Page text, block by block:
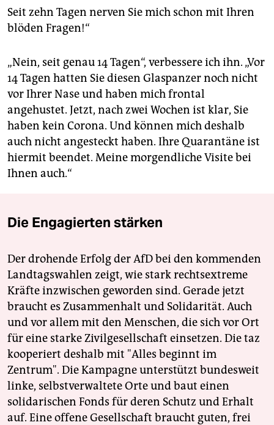
Seit zehn Tagen nerven Sie mich schon mit Ihren
blöden Fragen!“
„Nein, seit genau 14 Tagen“, verbessere ich ihn. „Vor
14 Tagen hatten Sie diesen Glaspanzer noch nicht
vor Ihrer Nase und haben mich frontal
angehustet. Jetzt, nach zwei Wochen ist klar, Sie
haben kein Corona. Und können mich deshalb
auch nicht angesteckt haben. Ihre Quarantäne ist
hiermit beendet. Meine morgendliche Visite bei
Ihnen auch.“
Die Engagierten stärken
Der drohende Erfolg der AfD bei den kommenden
Landtagswahlen zeigt, wie stark rechtsextreme
Kräfte inzwischen geworden sind. Gerade jetzt
braucht es Zusammenhalt und Solidarität. Auch
und vor allem mit den Menschen, die sich vor Ort
für eine starke Zivilgesellschaft einsetzen. Die taz
kooperiert deshalb mit "Alles beginnt im
Zentrum". Die Kampagne unterstützt bundesweit
linke, selbstverwaltete Orte und baut einen
solidarischen Fonds für deren Schutz und Erhalt
auf. Eine offene Gesellschaft braucht guten, frei